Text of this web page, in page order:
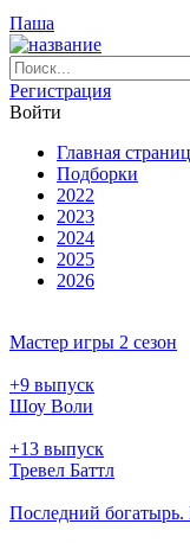
Паша
Ре­ги­ст­ра­ция
Вой­ти
Глав­ная
Подборки
2022
2023
2024
2025
2026
Мастер игры 2 сезон
+9 выпуск
Шоу Воли
+13 выпуск
Тревел Баттл
Последний богатырь.